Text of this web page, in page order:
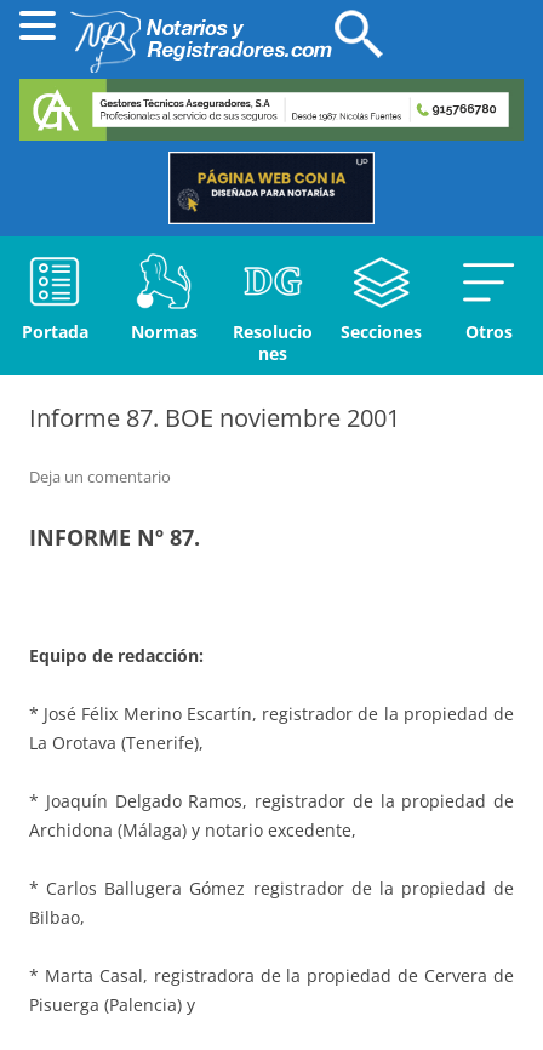
Portada Normas
Resolucio
nes
Secciones Otros
Informe 87. BOE noviembre 2001
Deja un comentario
INFORME Nº 87.
Equipo de redacción:
* José Félix Merino Escartín, registrador de la propiedad de
La Orotava (Tenerife),
* Joaquín Delgado Ramos, registrador de la propiedad de
Archidona (Málaga) y notario excedente,
* Carlos Ballugera Gómez registrador de la propiedad de
Bilbao,
* Marta Casal, registradora de la propiedad de Cervera de
Pisuerga (Palencia) y